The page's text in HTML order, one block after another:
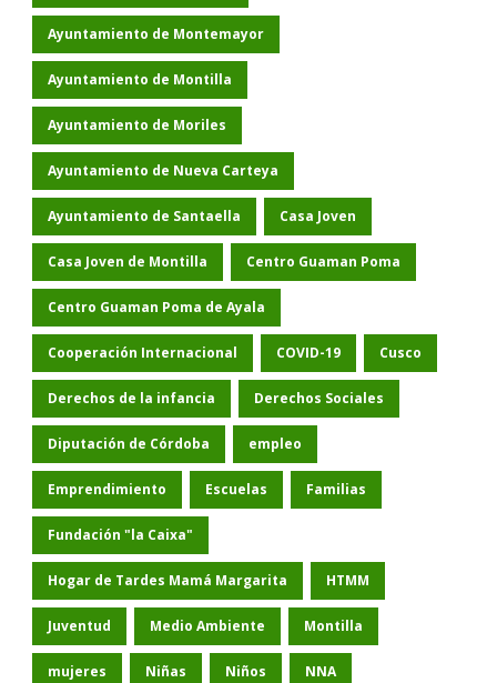
Ayuntamiento de Montemayor
Ayuntamiento de Montilla
Ayuntamiento de Moriles
Ayuntamiento de Nueva Carteya
Ayuntamiento de Santaella Casa Joven
Casa Joven de Montilla Centro Guaman Poma
Centro Guaman Poma de Ayala
Cooperación Internacional COVID-19 Cusco
Derechos de la infancia Derechos Sociales
Diputación de Córdoba empleo
Emprendimiento Escuelas Familias
Fundación "la Caixa"
Hogar de Tardes Mamá Margarita HTMM
Juventud Medio Ambiente Montilla
mujeres Niñas Niños NNA